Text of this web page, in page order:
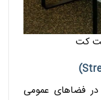
کت
در فضاهای عمومی